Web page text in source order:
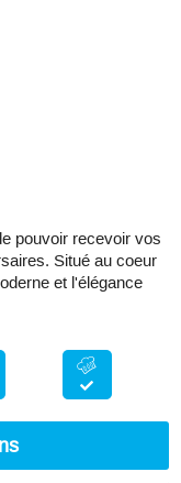
pouvoir recevoir vos
Situé au coeur
et l'élégance